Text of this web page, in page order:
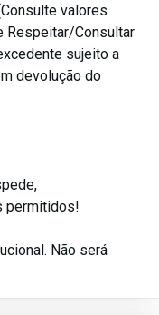
valores
Respeitar/Consultar
sujeito a
devolução do
permitidos!
Não será